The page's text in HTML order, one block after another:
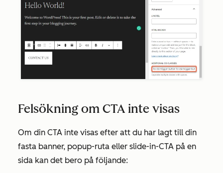
Felsökning om CTA inte visas
Om din CTA inte visas efter att du har lagt till din
fasta banner, popup-ruta eller slide-in-CTA på en
sida kan det bero på följande: